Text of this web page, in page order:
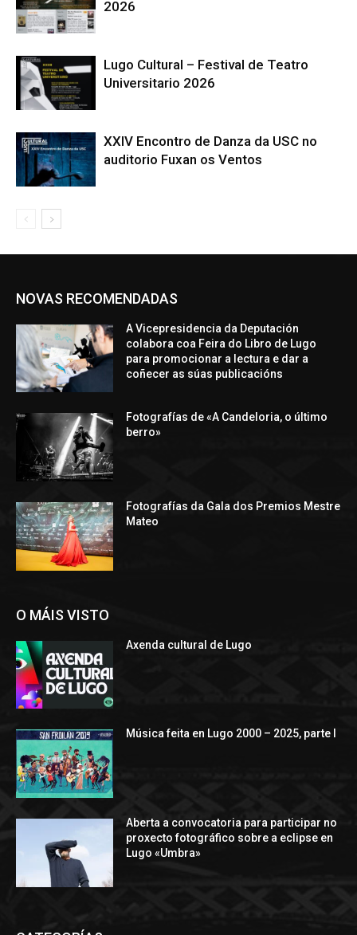
2026
Lugo Cultural – Festival de Teatro
Universitario 2026
XXIV Encontro de Danza da USC no
auditorio Fuxan os Ventos
NOVAS RECOMENDADAS
A Vicepresidencia da Deputación
colabora coa Feira do Libro de Lugo
para promocionar a lectura e dar a
coñecer as súas publicacións
Fotografías de «A Candeloria, o último
berro»
Fotografías da Gala dos Premios Mestre
Mateo
O MÁIS VISTO
Axenda cultural de Lugo
Música feita en Lugo 2000 – 2025, parte I
Aberta a convocatoria para participar no
proxecto fotográfico sobre a eclipse en
Lugo «Umbra»